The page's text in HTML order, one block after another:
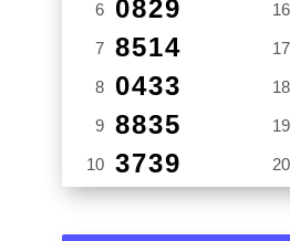
6 0829
7 8514
8 0433
9 8835
10 3739
16
17
18
19
20